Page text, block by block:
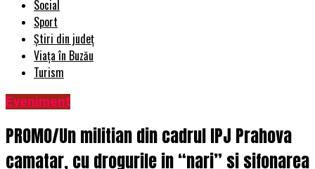
Social
Sport
Știri din județ
Viața în Buzău
Turism
Eveniment
PROMO/Un militian din cadrul IPJ Prahova
camatar, cu drogurile in “nari” si sifonarea